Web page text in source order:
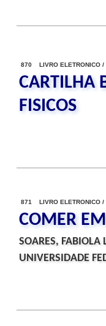
870 LIVRO ELETRONICO /
CARTILHA
FISICOS
871 LIVRO ELETRONICO /
COMER
SOARES, FABIOLA
UNIVERSIDADE